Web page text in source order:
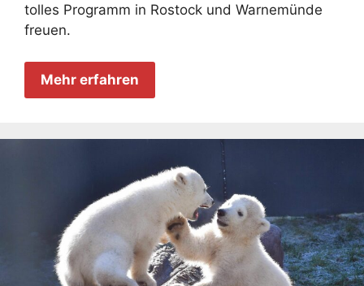
tolles Programm in Rostock und Warnemünde
freuen.
Mehr erfahren